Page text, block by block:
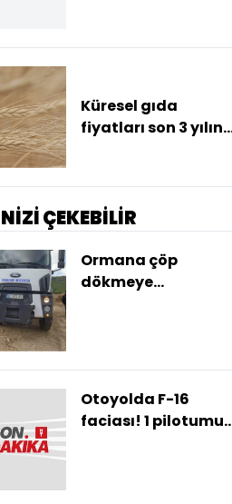
Küresel gıda
fiyatları son 3 yılın
ÇEKEBİLİR
Ormana çöp
dökmeye
Otoyolda F-16
faciası! 1 pilotumuz